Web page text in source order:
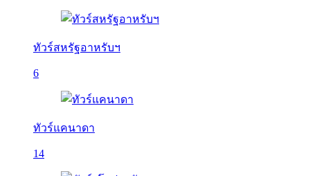
ทัวร์สหรัฐอาหรับฯ
6
ทัวร์แคนาดา
14